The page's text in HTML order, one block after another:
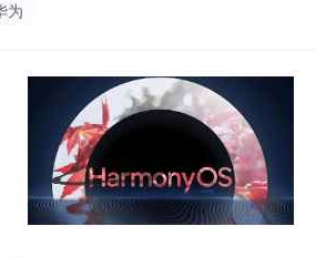
为